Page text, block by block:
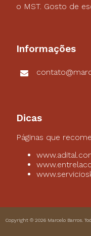
o MST. Gosto de
Informações
Dicas
Páginas que
Copyright © 2026 Marcelo Barros.